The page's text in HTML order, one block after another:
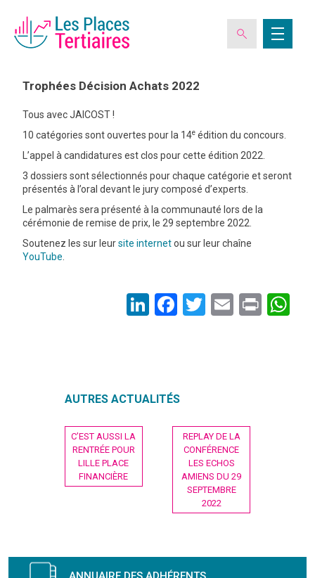
L’ASSOCIATION
LES CLUBS DES PLACES TERTIAIRES
EVÉNEMENTS
Trophées Décision Achats 2022
Tous avec JAICOST !
10 catégories sont ouvertes pour la 14e édition du concours.
L’appel à candidatures est clos pour cette édition 2022.
3 dossiers sont sélectionnés pour chaque catégorie et seront
présentés à l’oral devant le jury composé d’experts.
Le palmarès sera présenté à la communauté lors de la
cérémonie de remise de prix, le 29 septembre 2022.
Soutenez les sur leursite internetou sur leur chaîne
YouTube
LinkedIn
Facebook
Twitter
Email
Print
AUTRES ACTUALITÉS
Navigation
de
l’article
C’EST AUSSI LA
RENTRÉE POUR
LILLE PLACE
FINANCIÈRE
REPLAY DE LA
CONFÉRENCE
LES ECHOS
AMIENS DU 29
SEPTEMBRE
2022